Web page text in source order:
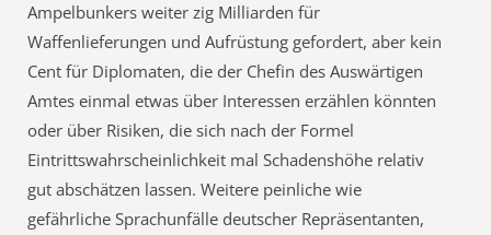
Ampelbunkers weiter zig Milliarden für
Waffenlieferungen und Aufrüstung gefordert, aber kein
Cent für Diplomaten, die der Chefin des Auswärtigen
Amtes einmal etwas über Interessen erzählen könnten
oder über Risiken, die sich nach der Formel
Eintrittswahrscheinlichkeit mal Schadenshöhe relativ
gut abschätzen lassen. Weitere peinliche wie
gefährliche Sprachunfälle deutscher Repräsentanten,